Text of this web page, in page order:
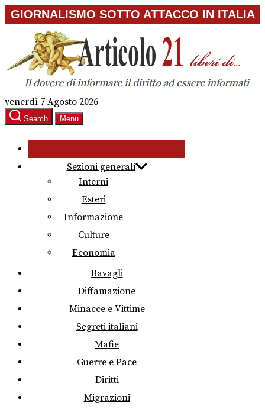
Skip
to
content
GIORNALISMO SOTTO ATTACCO IN ITALIA
venerdì 7 Agosto 2026
Search Menu
Sezioni generali
Interni
Esteri
Informazione
Culture
Economia
Bavagli
Diffamazione
Minacce e Vittime
Segreti italiani
Mafie
Guerre e Pace
Diritti
Migrazioni